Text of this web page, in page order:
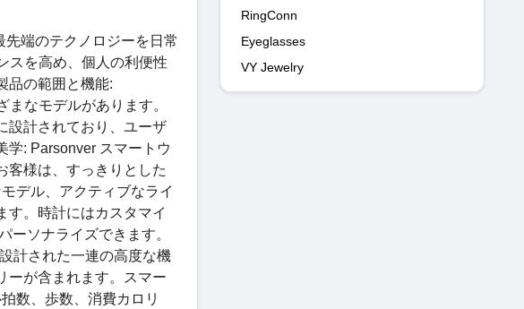
端のテクノロジーを日常
スを高め、個人の利便性
品の範囲と機能:
なモデルがあります。
設計されており、ユーザ
学: Parsonver スマートウ
客様は、すっきりとした
デル、アクティブなライ
す。時計にはカスタマイ
ーソナライズできます。
計された一連の高度な機
ーが含まれます。スマー
数、歩数、消費カロリ
RingConn
Eyeglasses
VY Jewelry